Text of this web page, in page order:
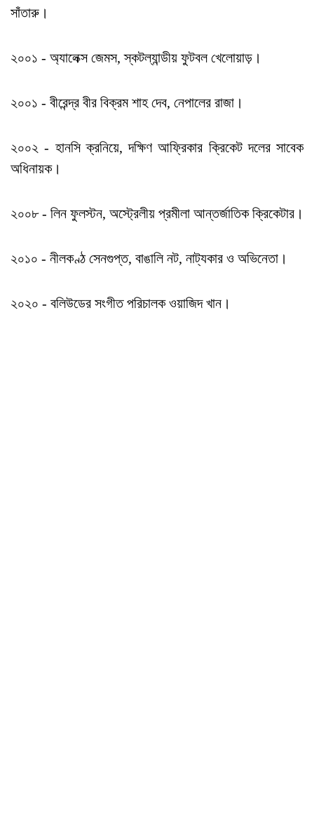
সাঁতারু।
২০০১ - অ্যালেক্স জেমস, স্কটল্যান্ডীয় ফুটবল খেলোয়াড়।
২০০১ - বীরেন্দ্র বীর বিক্রম শাহ দেব, নেপালের রাজা।
২০০২ - হানসি ক্রনিয়ে, দক্ষিণ আফ্রিকার ক্রিকেট দলের সাবেক
অধিনায়ক।
২০০৮ - লিন ফুলস্টন, অস্ট্রেলীয় প্রমীলা আন্তর্জাতিক ক্রিকেটার।
২০১০ - নীলকণ্ঠ সেনগুপ্ত, বাঙালি নট, নাট্যকার ও অভিনেতা।
২০২০ - বলিউডের সংগীত পরিচালক ওয়াজিদ খান।